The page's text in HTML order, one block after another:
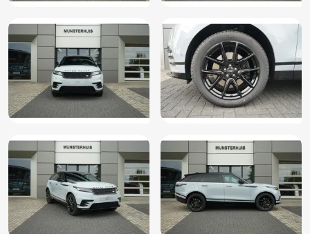
Elektrisch verstelb. bestuurdersstoel met geheugen
Elektrisch verstelbare passagiersstoel
Elektrisch verstelbare stoel(en) met geheugen
Elektronische remkrachtverdeling
Elektronisch Sper Differentieel
Geluidsisolerend glas
Grootlichtassistent
Hellingshoeksensor
Hemelbekleding leder
Hill hold functie